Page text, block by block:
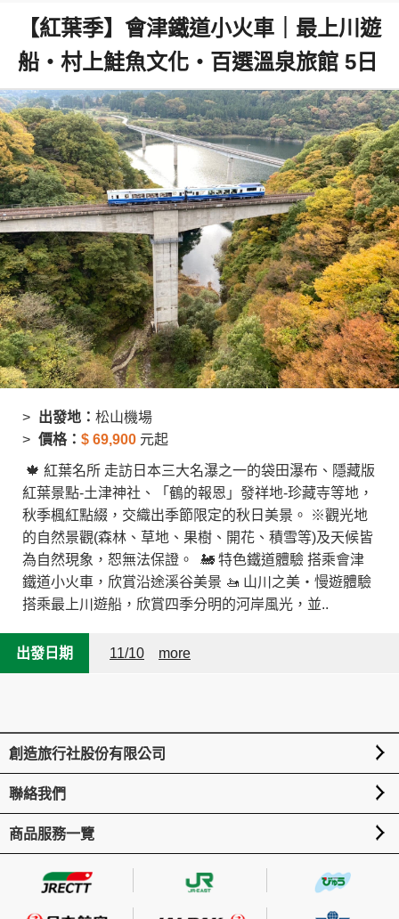
【紅葉季】會津鐵道小火車｜最上川遊
船・村上鮭魚文化・百選溫泉旅館 5日
出發地： 松山機場
價格： $ 69,900 元起
🍁 紅葉名所 走訪日本三大名瀑之一的袋田瀑布、隱藏版
紅葉景點-土津神社、「鶴的報恩」發祥地-珍藏寺等地，
秋季楓紅點綴，交織出季節限定的秋日美景。 ※觀光地
的自然景觀(森林、草地、果樹、開花、積雪等)及天候皆
為自然現象，恕無法保證。 🚂 特色鐵道體驗 搭乘會津
鐵道小火車，欣賞沿途溪谷美景 🚤 山川之美・慢遊體驗
搭乘最上川遊船，欣賞四季分明的河岸風光，並..
出發日期 11/10 more
創造旅行社股份有限公司
聯絡我們
商品服務一覽